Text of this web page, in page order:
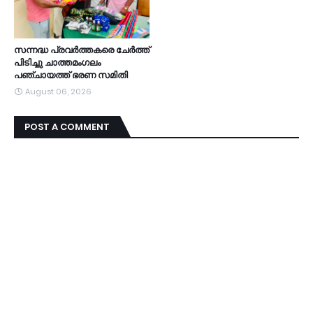
സന്നദ്ധ പ്രവർത്തകരെ ചേർത്ത്
പിടിച്ചു ചാത്തമംഗലം
പഞ്ചായത്ത്‌ ഭരണ സമിതി
August 06, 2026
POST A COMMENT